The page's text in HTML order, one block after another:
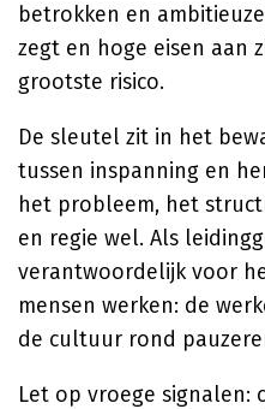
betrokken en
zegt en hoge eisen aan
grootste risico.
De sleutel zit in het
tussen inspanning en
het probleem, het
en regie wel. Als
verantwoordelijk voor
mensen werken: de
de cultuur rond
Let op vroege signalen: